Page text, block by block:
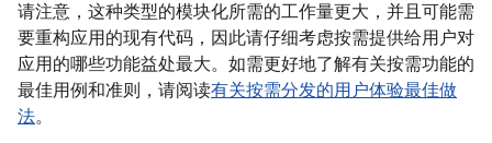
请注意，这种类型的模块化所需的工作量更大，并且可能需
要重构应用的现有代码，因此请仔细考虑按需提供给用户对
应用的哪些功能益处最大。如需更好地了解有关按需功能的
最佳用例和准则，请阅读有关按需分发的用户体验最佳做
法。